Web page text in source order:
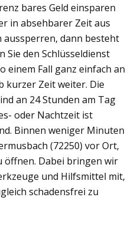
bares Geld einsparen
in absehbarer Zeit aus
aussperren, dann besteht
Sie den Schlüsseldienst
einem Fall ganz einfach an
kurzer Zeit weiter. Die
an 24 Stunden am Tag
oder Nachtzeit ist
Binnen weniger Minuten
(72250) vor Ort,
öffnen. Dabei bringen wir
und Hilfsmittel mit,
schadensfrei zu